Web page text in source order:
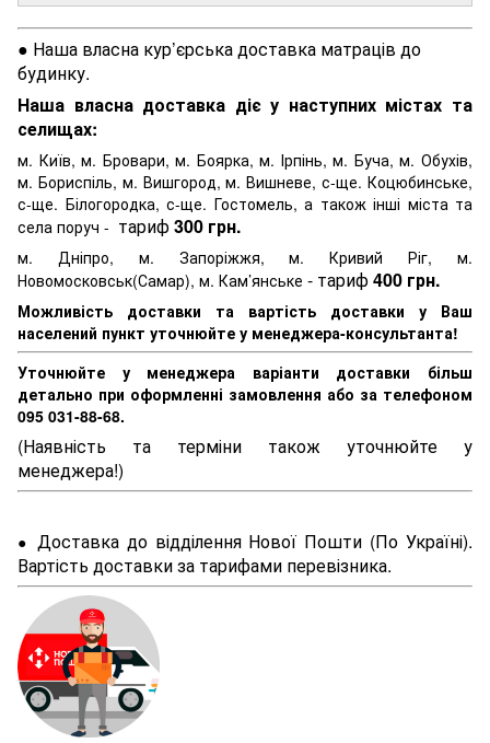
● Наша власна кур’єрська доставка матраців до
будинку.
Наша власна доставка діє у наступних містах та
селищах:
м. Київ, м. Бровари, м. Боярка, м. Ірпінь, м. Буча, м. Обухів,
м. Бориспіль, м. Вишгород, м. Вишневе, с-ще. Коцюбинське,
с-ще. Білогородка, с-ще. Гостомель, а також інші міста та
села поруч - тариф300 грн.
м. Дніпро, м. Запоріжжя, м. Кривий Ріг, м.
Новомосковськ(Самар), м. Кам’янське - тариф400 грн.
Можливість доставки та вартість доставки у Ваш
населений пункт уточнюйте у менеджера-консультанта!
Уточнюйте у менеджера варіанти доставки більш
детально при оформленні замовлення або за телефоном
095 031-88-68.
(Наявність та терміни також уточнюйте у
менеджера!)
● Доставка до відділення Нової Пошти (По Україні).
Вартість доставки за тарифами перевізника.